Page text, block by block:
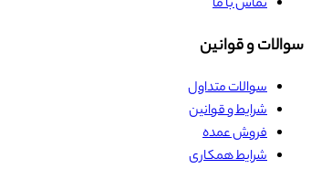
تماس با ما
سوالات و قوانین
سوالات متداول
شرایط و قوانین
فروش عمده
شرایط همکاری